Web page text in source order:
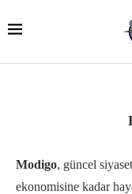
Modigo, güncel
ekonomisine kadar